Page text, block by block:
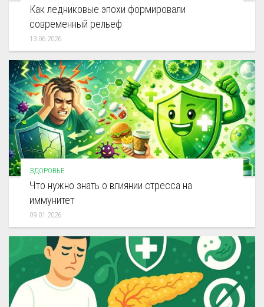
Как ледниковые эпохи формировали
современный рельеф
13.06.2026
ЗДОРОВЬЕ
Что нужно знать о влиянии стресса на
иммунитет
09.01.2026